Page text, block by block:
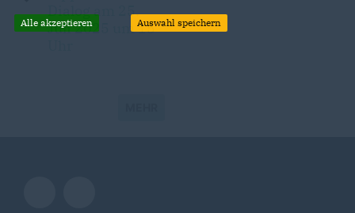
Dialog am 25.
Juli 2025 um 15
Alle akzeptieren Auswahl speichern